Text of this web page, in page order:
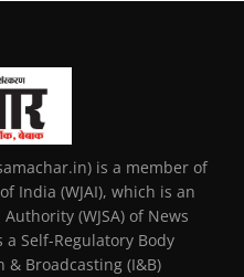
is a member of
India (WJAI), which is an
(WJSA) of News
Self-Regulatory Body
& Broadcasting (I&B)